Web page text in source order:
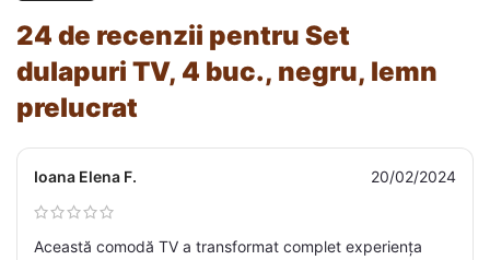
24 de recenzii pentru Set
dulapuri TV, 4 buc., negru, lemn
prelucrat
Ioana Elena F. 20/02/2024
Această comodă TV a transformat complet experiența